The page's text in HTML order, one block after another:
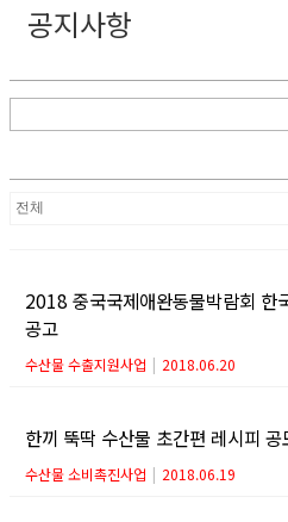
공지사항
2018 중국국제애완동물박람회 한
공고
수산물 수출지원사업 | 2018.06.20
한끼 뚝딱 수산물 초간편 레시피
수산물 소비촉진사업 | 2018.06.19